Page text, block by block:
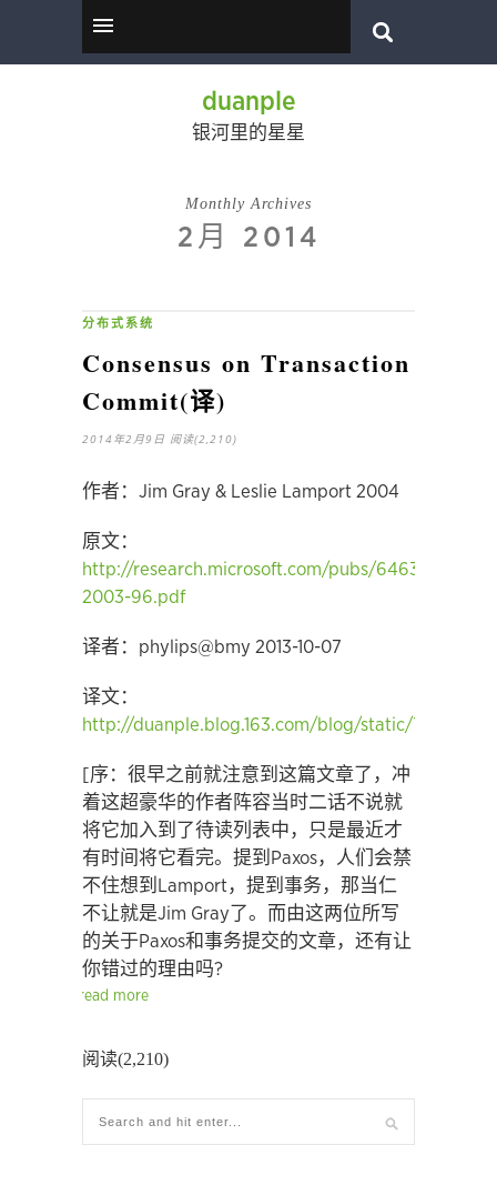
duanple
银河里的星星
Monthly Archives
2月 2014
分布式系统
Consensus on Transaction
Commit(译)
2014年2月9日 阅读(2,210)
作者：Jim Gray & Leslie Lamport 2004
原文：
http://research.microsoft.com/pubs/64636/tr-
2003-96.pdf
译者：phylips@bmy 2013-10-07
译文：
http://duanple.blog.163.com/blog/static/
[序：很早之前就注意到这篇文章了，冲
着这超豪华的作者阵容当时二话不说就
将它加入到了待读列表中，只是最近才
有时间将它看完。提到Paxos，人们会禁
不住想到Lamport，提到事务，那当仁
不让就是Jim Gray了。而由这两位所写
的关于Paxos和事务提交的文章，还有让
你错过的理由吗?
read more
阅读(2,210)